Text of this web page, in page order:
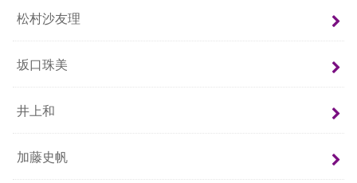
松村沙友理
坂口珠美
井上和
加藤史帆